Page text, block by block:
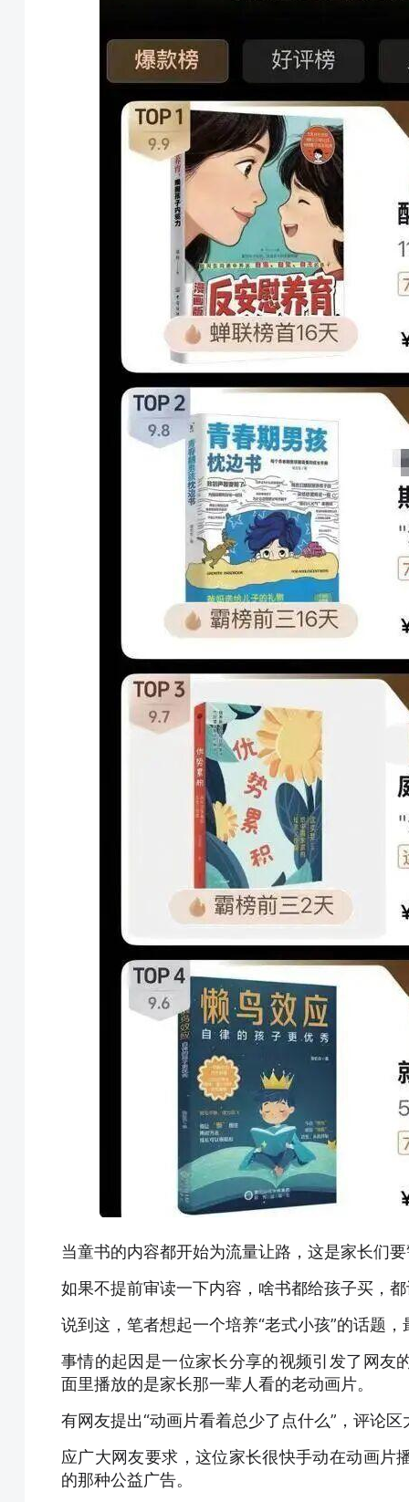
当童书的内容都开始为流量让路，这是家长们
如果不提前审读一下内容，啥书都给孩子买，
说到这，笔者想起一个培养“老式小孩”的话题
事情的起因是一位家长分享的视频引发了网友
面里播放的是家长那一辈人看的老动画片。
有网友提出“动画片看着总少了点什么”，评论
应广大网友要求，这位家长很快手动在动画片
的那种公益广告。